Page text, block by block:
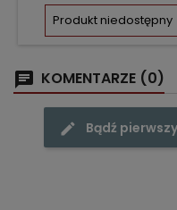
Produkt niedostępny
KOMENTARZE (0)
Bądź